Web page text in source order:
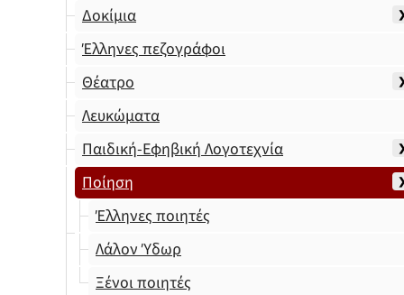
Δοκίμια
Έλληνες πεζογράφοι
Θέατρο
Λευκώματα
Παιδική-Εφηβική Λογοτεχνία
Ποίηση
Έλληνες ποιητές
Λάλον Ύδωρ
Ξένοι ποιητές